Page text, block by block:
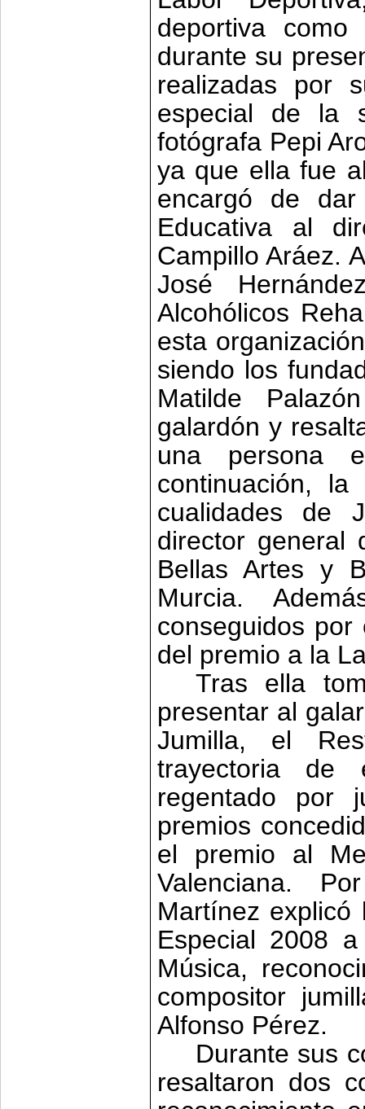
deportiva
durante su
realizadas por
especial de la
fotógrafa Pepi
ya que ella fue
encargó de
Educativa al
Campillo Aráez.
José
Alcohólicos
esta
siendo los
Matilde
galardón y
una persona
continuación,
cualidades de
director general
Bellas Artes y
Murcia.
conseguidos
del premio a la
Tras ella
presentar al
Jumilla, el
trayectoria de
regentado por
premios
el premio al
Valenciana.
Martínez
Especial 2008
Música,
compositor
Alfonso Pérez.
Durante sus
resaltaron dos